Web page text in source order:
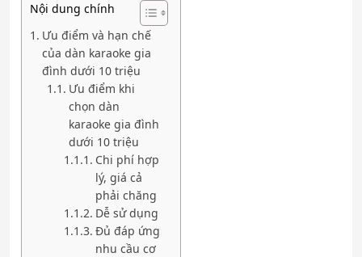
Nội dung chính
Ưu điểm và hạn chế
của dàn karaoke gia
đình dưới 10 triệu
Ưu điểm khi
chọn dàn
karaoke gia đình
dưới 10 triệu
Chi phí hợp
lý, giá cả
phải chăng
Dễ sử dụng
Đủ đáp ứng
nhu cầu cơ